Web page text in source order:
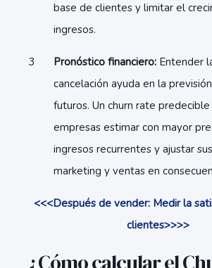
base de clientes y limitar el
ingresos.
Pronóstico financiero: Entender
cancelación ayuda en la
futuros. Un churn rate
empresas estimar con mayor
ingresos recurrentes y ajustar
marketing y ventas en
<<<Después de vender: Medir la
clientes>>>>
¿Cómo calcular el